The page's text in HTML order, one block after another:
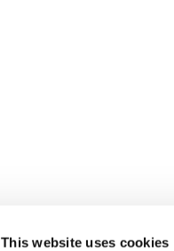
This website uses cookies